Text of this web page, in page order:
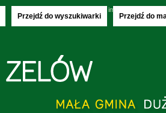
Przejdź do wyszukiwarki Przejdź do
imieniny: